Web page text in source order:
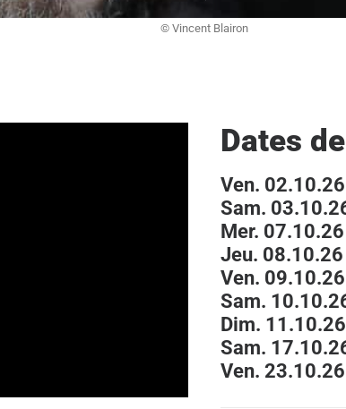
© Vincent Blairon
Dates
Ven.
Sam.
Mer.
Jeu.
Ven.
Sam.
Dim.
Sam.
Ven.